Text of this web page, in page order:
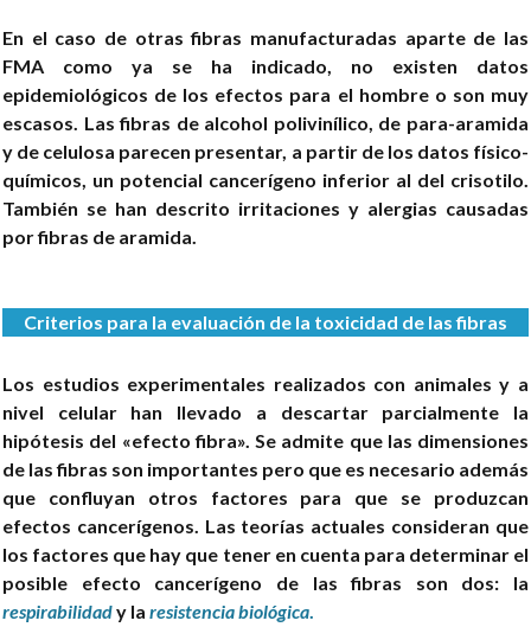
En el caso de otras fibras manufacturadas aparte de las
FMA como ya se ha indicado, no existen datos
epidemiológicos de los efectos para el hombre o son muy
escasos. Las fibras de alcohol polivinílico, de para-aramida
y de celulosa parecen presentar, a partir de los datos físico-
químicos, un potencial cancerígeno inferior al del crisotilo.
También se han descrito irritaciones y alergias causadas
por fibras de aramida.
Criterios para la evaluación de la toxicidad de las fibras
Los estudios experimentales realizados con animales y a
nivel celular han llevado a descartar parcialmente la
hipótesis del «efecto fibra». Se admite que las dimensiones
de las fibras son importantes pero que es necesario además
que confluyan otros factores para que se produzcan
efectos cancerígenos. Las teorías actuales consideran que
los factores que hay que tener en cuenta para determinar el
posible efecto cancerígeno de las fibras son dos: la
respirabilidady la resistencia biológica.